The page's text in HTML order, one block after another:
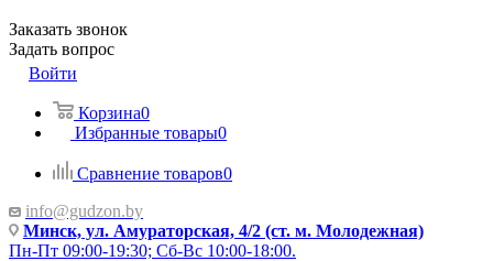
Заказать звонок
Задать вопрос
Войти
Корзина0
Избранные товары0
Сравнение товаров0
info@gudzon.by
Минск, ул. Амураторская, 4/2 (ст. м. Молодежная)
Пн-Пт 09:00-19:30; Сб-Вс 10:00-18:00.